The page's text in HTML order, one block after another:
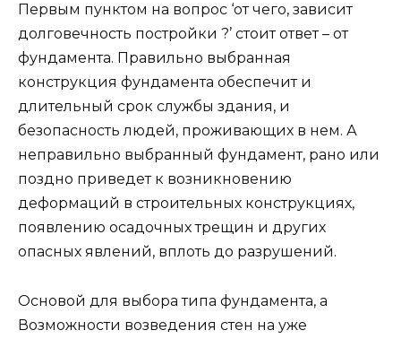
Первым пунктом на вопрос ‘от чего, зависит
долговечность постройки ?’ стоит ответ – от
фундамента. Правильно выбранная
конструкция фундамента обеспечит и
длительный срок службы здания, и
безопасность людей, проживающих в нем. А
неправильно выбранный фундамент, рано или
поздно приведет к возникновению
деформаций в строительных конструкциях,
появлению осадочных трещин и других
опасных явлений, вплоть до разрушений.
Основой для выбора типа фундамента, а
Возможности возведения стен на уже